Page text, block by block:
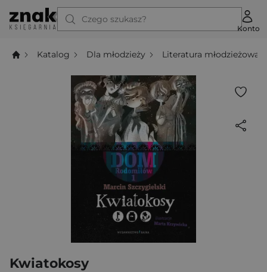
Czego szukasz?
Konto
Katalog Dla młodzieży Literatura młodzieżowa
Kwiatokosy